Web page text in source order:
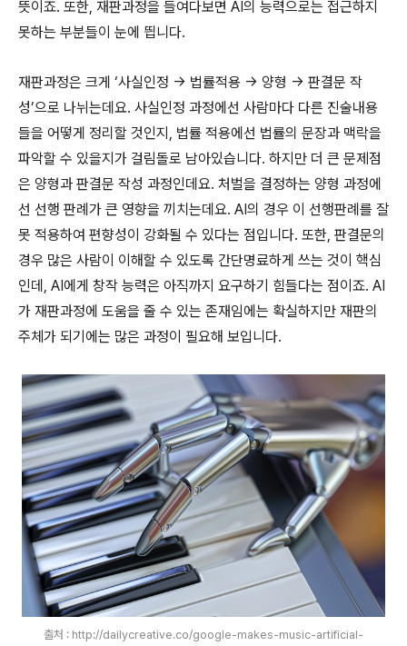
뜻이죠. 또한, 재판과정을 들여다보면 AI의 능력으로는 접근하지
못하는 부분들이 눈에 띕니다.
재판과정은 크게 ‘사실인정 -> 법률적용 -> 양형 -> 판결문 작
성’으로 나뉘는데요. 사실인정 과정에선 사람마다 다른 진술내용
들을 어떻게 정리할 것인지 , 법률 적용에선 법률의 문장과 맥락을
파악할 수 있을지가 걸림돌로 남아있습니다. 하지만 더 큰 문제점
은 양형과 판결문 작성 과정인데요. 처벌을 결정하는 양형 과정에
선 선행 판례가 큰 영향을 끼치는데요. AI의 경우 이 선행판례를 잘
못 적용하여 편향성이 강화될 수 있다는 점입니다. 또한, 판결문의
경우 많은 사람이 이해할 수 있도록 간단명료하게 쓰는 것이 핵심
인데 , AI에게 창작 능력은 아직까지 요구하기 힘들다는 점이죠. AI
가 재판과정에 도움을 줄 수 있는 존재임에는 확실하지만 재판의
주체가 되기에는 많은 과정이 필요해 보입니다.
출처 : http://dailycreative.co/google-makes-music-artificial-